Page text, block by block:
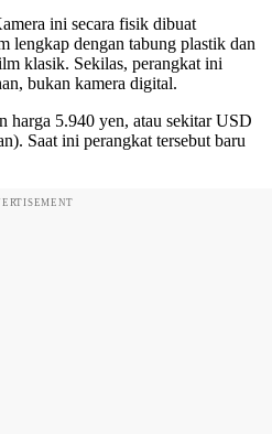
ini secara fisik dibuat
lengkap dengan tabung plastik dan
klasik. Sekilas, perangkat ini
bukan kamera digital.
5.940 yen, atau sekitar USD
Saat ini perangkat tersebut baru